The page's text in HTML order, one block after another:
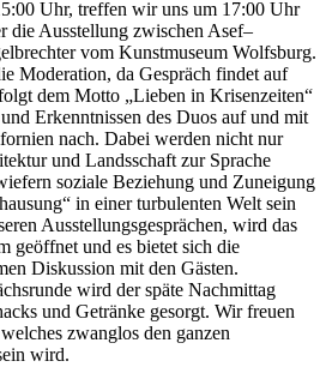
Uhr, treffen wir uns um 17:00 Uhr
die Ausstellung zwischen Asef–
vom Kunstmuseum Wolfsburg.
Moderation, da Gespräch findet auf
dem Motto „Lieben in Krisenzeiten“
Erkenntnissen des Duos auf und mit
nach. Dabei werden nicht nur
und Landsschaft zur Sprache
soziale Beziehung und Zuneigung
in einer turbulenten Welt sein
Ausstellungsgesprächen, wird das
geöffnet und es bietet sich die
Diskussion mit den Gästen.
wird der späte Nachmittag
und Getränke gesorgt. Wir freuen
zwanglos den ganzen
wird.